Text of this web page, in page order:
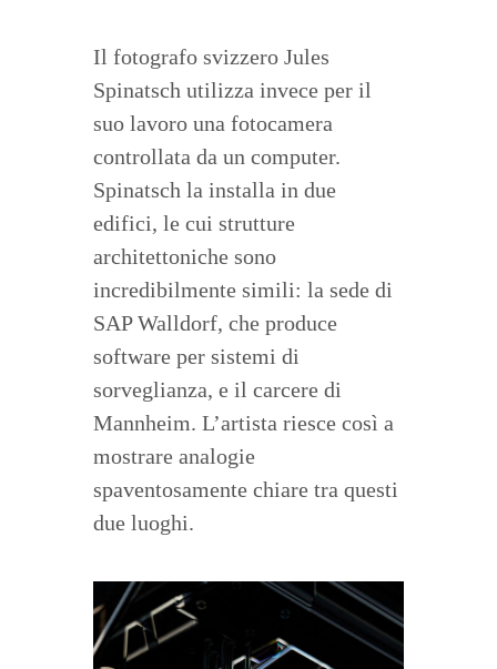
Il fotografo svizzero Jules
Spinatsch utilizza invece per il
suo lavoro una fotocamera
controllata da un computer.
Spinatsch la installa in due
edifici, le cui strutture
architettoniche sono
incredibilmente simili: la sede di
SAP Walldorf, che produce
software per sistemi di
sorveglianza, e il carcere di
Mannheim. L’artista riesce così a
mostrare analogie
spaventosamente chiare tra questi
due luoghi.